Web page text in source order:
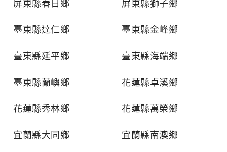
屏東縣春日鄉 屏東縣獅子鄉
臺東縣達仁鄉 臺東縣金峰鄉
臺東縣延平鄉 臺東縣海端鄉
臺東縣蘭嶼鄉 花蓮縣卓溪鄉
花蓮縣秀林鄉 花蓮縣萬榮鄉
宜蘭縣大同鄉 宜蘭縣南澳鄉